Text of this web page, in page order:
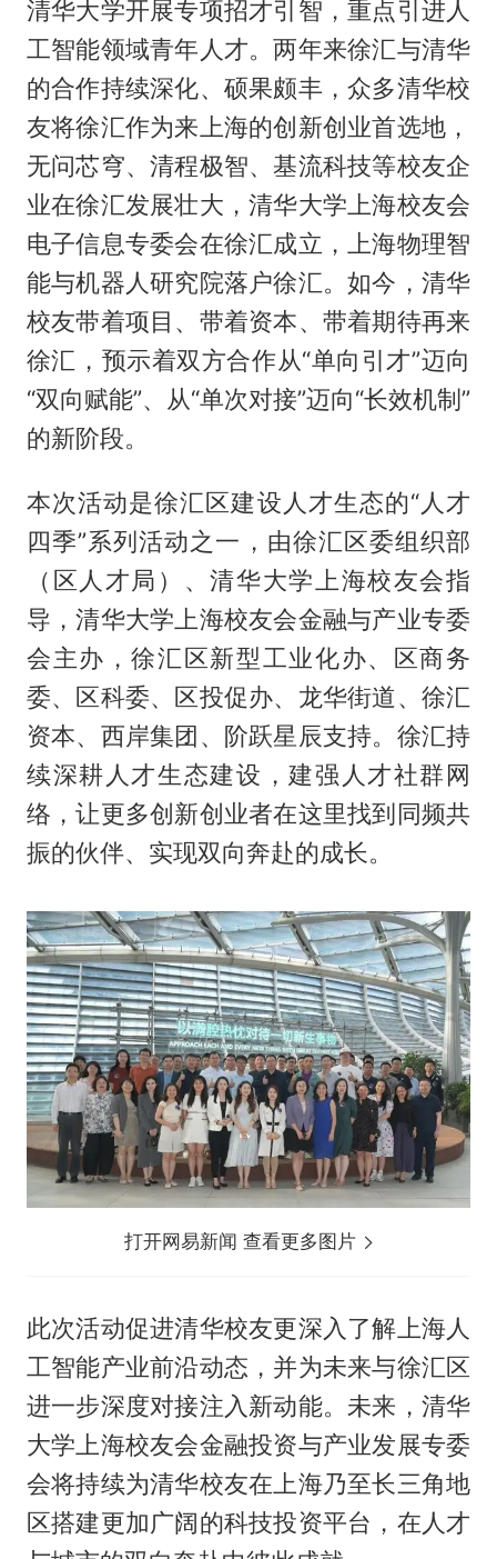
清华大学开展专项招才引智，重点引进人
工智能领域青年人才。两年来徐汇与清华
的合作持续深化、硕果颇丰，众多清华校
友将徐汇作为来上海的创新创业首选地，
无问芯穹、清程极智、基流科技等校友企
业在徐汇发展壮大，清华大学上海校友会
电子信息专委会在徐汇成立，上海物理智
能与机器人研究院落户徐汇。如今，清华
校友带着项目、带着资本、带着期待再来
徐汇，预示着双方合作从“单向引才”迈向
“双向赋能”、从“单次对接”迈向“长效机制”
的新阶段。
本次活动是徐汇区建设人才生态的“人才
四季”系列活动之一，由徐汇区委组织部
（区人才局）、清华大学上海校友会指
导，清华大学上海校友会金融与产业专委
会主办，徐汇区新型工业化办、区商务
委、区科委、区投促办、龙华街道、徐汇
资本、西岸集团、阶跃星辰支持。徐汇持
续深耕人才生态建设，建强人才社群网
络，让更多创新创业者在这里找到同频共
振的伙伴、实现双向奔赴的成长。
打开网易新闻 查看更多图片
此次活动促进清华校友更深入了解上海人
工智能产业前沿动态，并为未来与徐汇区
进一步深度对接注入新动能。未来，清华
大学上海校友会金融投资与产业发展专委
会将持续为清华校友在上海乃至长三角地
区搭建更加广阔的科技投资平台，在人才